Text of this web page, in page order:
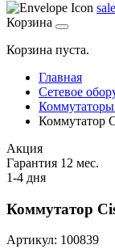
Корзина
Корзина пуста.
Главная
Сетевое
Коммутатор
Акция
Гарантия 12 мес.
1-4 дня
Коммутатор
Артикул: 100839